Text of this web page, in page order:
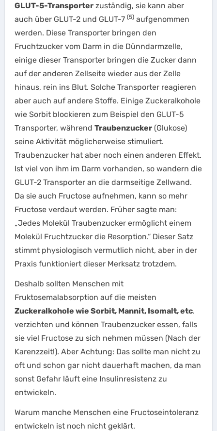
GLUT-5-Transporterzuständig, sie kann aber
auch über GLUT-2 und GLUT-7 (5)aufgenommen
werden. Diese Transporter bringen den
Fruchtzucker vom Darm in die Dünndarmzelle,
einige dieser Transporter bringen die Zucker dann
auf der anderen Zellseite wieder aus der Zelle
hinaus, rein ins Blut. Solche Transporter reagieren
aber auch auf andere Stoffe. Einige Zuckeralkohole
wie Sorbit blockieren zum Beispiel den GLUT-5
Transporter, während Traubenzucker(Glukose)
seine Aktivität möglicherweise stimuliert.
Traubenzucker hat aber noch einen anderen Effekt.
Ist viel von ihm im Darm vorhanden, so wandern die
GLUT-2 Transporter an die darmseitige Zellwand.
Da sie auch Fructose aufnehmen, kann so mehr
Fructose verdaut werden. Früher sagte man:
„Jedes Molekül Traubenzucker ermöglicht einem
Molekül Fruchtzucker die Resorption.“ Dieser Satz
stimmt physiologisch vermutlich nicht, aber in der
Praxis funktioniert dieser Merksatz trotzdem.
Deshalb sollten Menschen mit
Fruktosemalabsorption auf die meisten
Zuckeralkohole wie Sorbit, Mannit, Isomalt, etc.
verzichten und können Traubenzucker essen, falls
sie viel Fructose zu sich nehmen müssen (Nach der
Karenzzeit!). Aber Achtung: Das sollte man nicht zu
oft und schon gar nicht dauerhaft machen, da man
sonst Gefahr läuft eine Insulinresistenz zu
entwickeln.
Warum manche Menschen eine Fructoseintoleranz
entwickeln ist noch nicht geklärt.